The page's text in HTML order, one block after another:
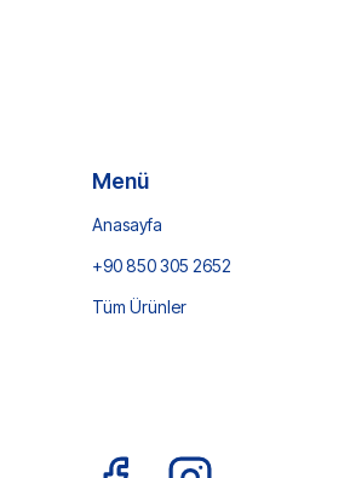
Menü
Anasayfa
+90 850 305 2652
Tüm Ürünler